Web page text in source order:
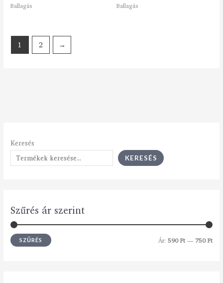
Keresés
KERESÉS
Szűrés ár szerint
SZŰRÉS Ár: 590 Ft— 750 Ft
Ballagás Ballagás
1 2 →